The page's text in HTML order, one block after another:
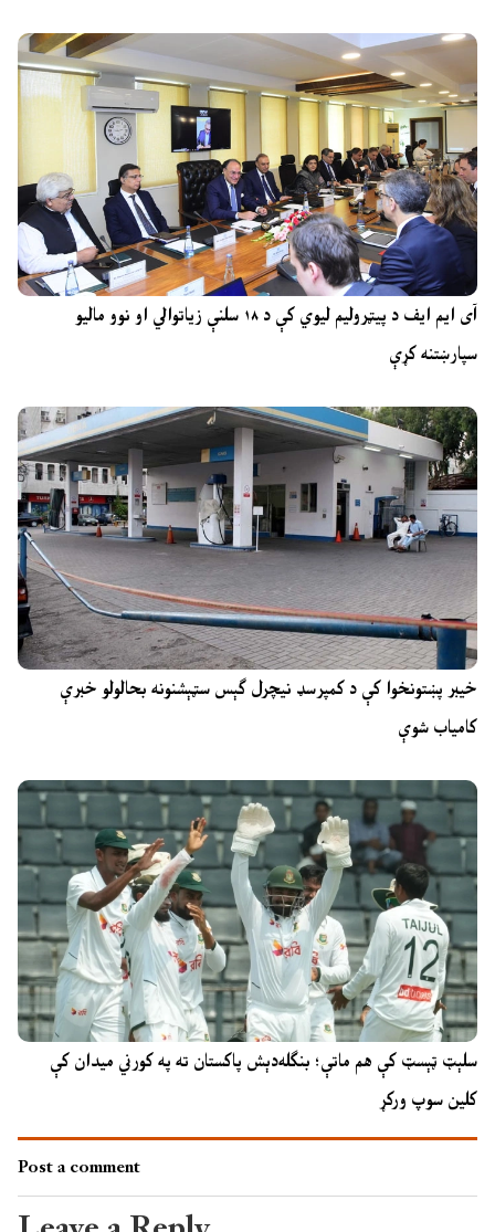
آی ایم ایف د پیټرولیم لیوي کې د ۱۸ سلنې زیاتوالي او نوو مالیو
سپارښتنه کړې
خیبر پښتونخوا کې د کمپرسډ نیچرل ګېس سټېشنونه بحالولو خبرې
کامیاب شوې
سلېټ ټېسټ کې هم ماتې؛ بنګله‌دېش پاکستان ته په کورني میدان کې
کلین سوپ ورکړ
Post a comment